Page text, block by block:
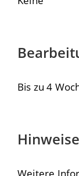
Bis zu 4
Hinweise